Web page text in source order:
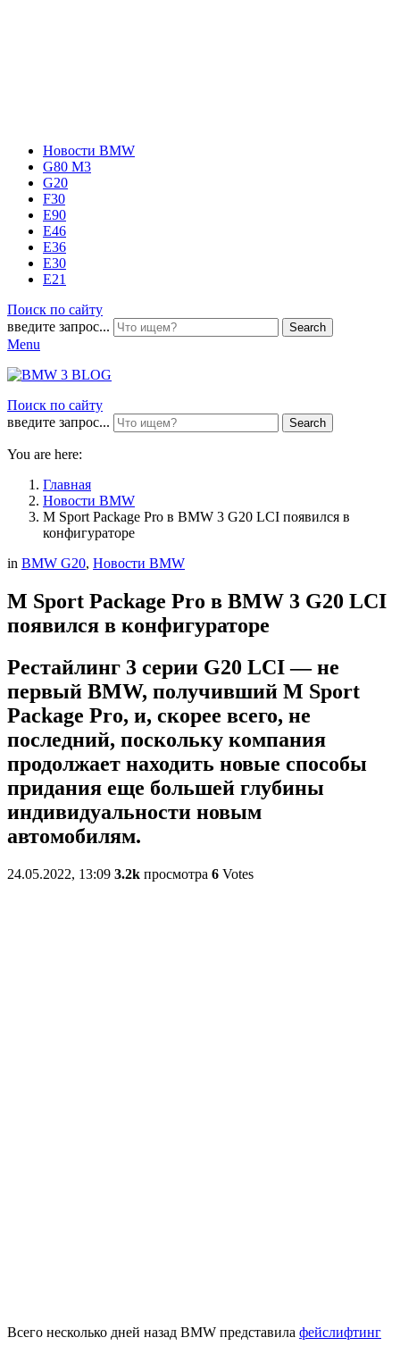
Новости BMW
G80 M3
G20
F30
E90
E46
E36
E30
E21
Поиск по сайту
введите запрос...
Search
Menu
Поиск по сайту
введите запрос...
Search
You are here:
Главная
Новости BMW
M Sport Package Pro в BMW 3 G20 LCI появился в
конфигураторе
in BMW G20, Новости BMW
M Sport Package Pro в BMW 3 G20 LCI
появился в конфигураторе
Рестайлинг 3 серии G20 LCI — не
первый BMW, получивший M Sport
Package Pro, и, скорее всего, не
последний, поскольку компания
продолжает находить новые способы
придания еще большей глубины
индивидуальности новым
автомобилям.
24.05.2022, 13:09 3.2k просмотра 6 Votes
Всего несколько дней назад BMW представила фейслифтинг